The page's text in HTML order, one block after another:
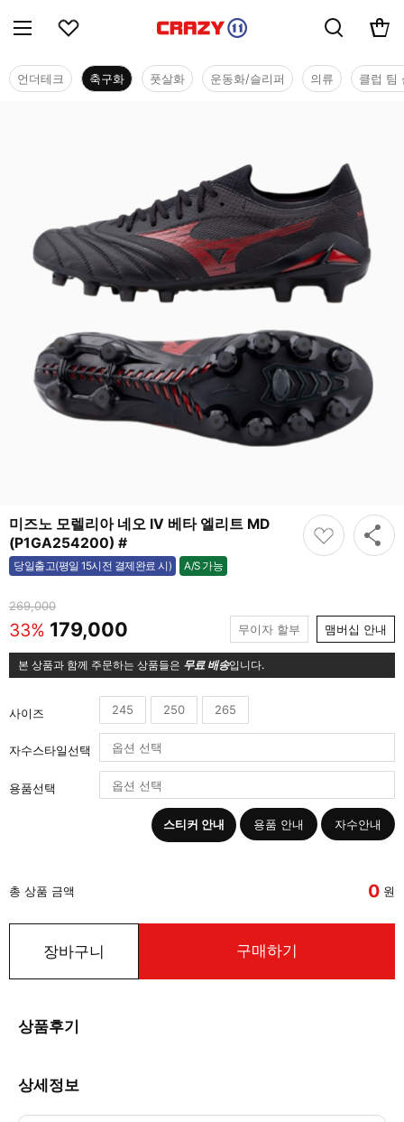
언더테크 축구화 풋살화 운동화/슬리퍼 의류 클럽 팀
미즈노 모렐리아 네오 IV 베타 엘리트 MD
(P1GA254200) #
당일출고(평일 15시전 결제완료 시) A/S 가능
가능
269,000
33% 179,000 무이자 할부 맴버십 안내
본 상품과 함께 주문하는 상품들은 무료 배송입니다.
사이즈 245 250 265
자수스타일선택
용품선택
스티커 안내 용품 안내 자수안내
총 상품 금액 0 원
장바구니 구매하기
상품후기
상세정보